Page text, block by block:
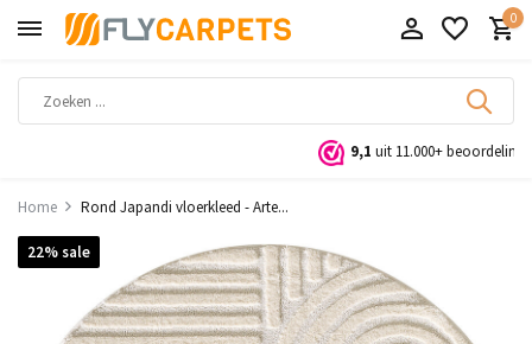
0
uit 11.000+ beoordelingen
Home Rond Japandi vloerkleed - Arte...
22% sale